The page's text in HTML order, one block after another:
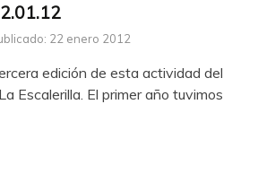
22 enero 2012
edición de esta actividad del
Escalerilla. El primer año tuvimos